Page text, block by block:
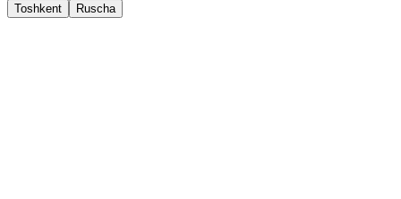
Toshkent Ruscha